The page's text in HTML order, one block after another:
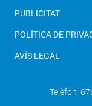
PUBLICITAT
POLÍTICA DE
AVÍS LEGAL
Telèfon